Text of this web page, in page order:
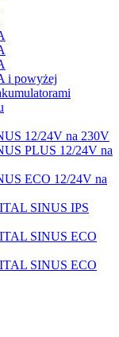
i powyżej
12/24V na 230V
PLUS 12/24V na
ECO 12/24V na
SINUS IPS
SINUS ECO
SINUS ECO